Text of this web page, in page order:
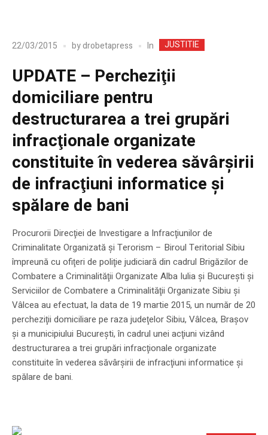
22/03/2015 bydrobetapress In JUSTITIE
UPDATE – Percheziţii
domiciliare pentru
destructurarea a trei grupări
infracţionale organizate
constituite în vederea săvârşirii
de infracţiuni informatice şi
spălare de bani
Procurorii Direcţiei de Investigare a Infracţiunilor de
Criminalitate Organizată şi Terorism – Biroul Teritorial Sibiu
împreună cu ofiţeri de poliţie judiciară din cadrul Brigăzilor de
Combatere a Criminalităţii Organizate Alba Iulia şi Bucureşti şi
Serviciilor de Combatere a Criminalităţii Organizate Sibiu şi
Vâlcea au efectuat, la data de 19 martie 2015, un număr de 20
percheziţii domiciliare pe raza judeţelor Sibiu, Vâlcea, Braşov
şi a municipiului Bucureşti, în cadrul unei acţiuni vizând
destructurarea a trei grupări infracţionale organizate
constituite în vederea săvârşirii de infracţiuni informatice şi
spălare de bani.